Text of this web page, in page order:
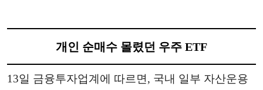
개인 순매수 몰렸던 우주 ETF
13일 금융투자업계에 따르면, 국내 일부 자산운용